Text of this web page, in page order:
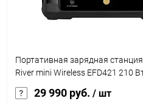
Портативная зарядная
River mini Wireless EFD421 210
29 990 руб. / шт